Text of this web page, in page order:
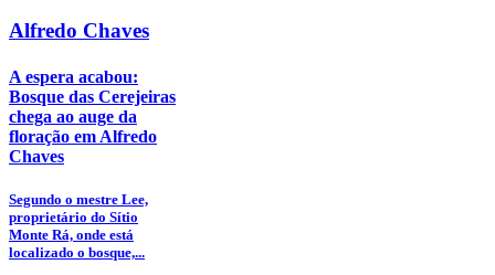
Alfredo Chaves
A espera acabou:
Bosque das Cerejeiras
chega ao auge da
floração em Alfredo
Chaves
Segundo o mestre Lee,
proprietário do Sítio
Monte Rá, onde está
localizado o bosque,...